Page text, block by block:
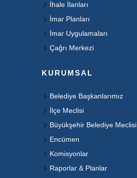
İhale İlanları
İmar Planları
İmar Uygulamaları
Çağrı Merkezi
KURUMSAL
Belediye Başkanlarımız
İlçe Meclisi
Büyükşehir Belediye Meclisi
Encümen
Komisyonlar
Raporlar & Planlar